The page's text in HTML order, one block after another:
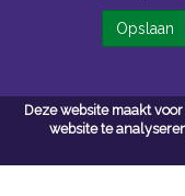
Deze website maakt
website te
Algemene
Opslaan